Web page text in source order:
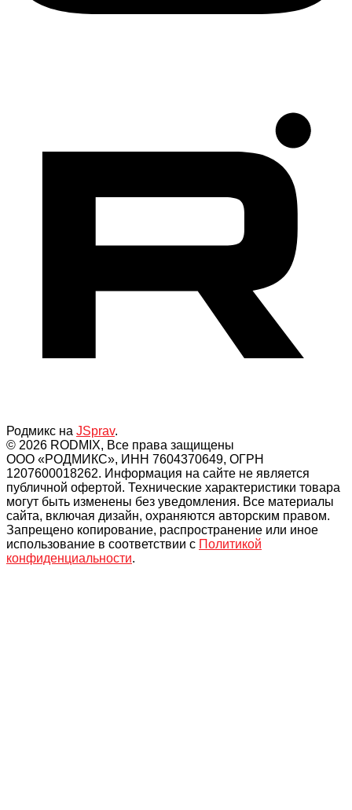
Родмикс на JSprav.
© 2026 RODMIX, Все права защищены
ООО «РОДМИКС», ИНН 7604370649, ОГРН
1207600018262. Информация на сайте не является
публичной офертой. Технические характеристики товара
могут быть изменены без уведомления. Все материалы
сайта, включая дизайн, охраняются авторским правом.
Запрещено копирование, распространение или иное
использование в соответствии с Политикой
конфиденциальности.